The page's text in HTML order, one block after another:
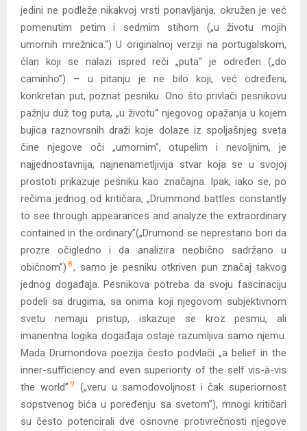
jedini ne podleže nikakvoj vrsti ponavljanja, okružen je već
pomenutim petim i sedmim stihom („u životu mojih
umornih mrežnica.“) U originalnoj verziji na portugalskom,
član koji se nalazi ispred reči „puta“ je određen („do
caminho”) – u pitanju je ne bilo koji, već određeni,
konkretan put, poznat pesniku. Ono što privlači pesnikovu
pažnju duž tog puta, „u životu“ njegovog opažanja u kojem
bujica raznovrsnih draži koje dolaze iz spoljašnjeg sveta
čine njegove oči „umornim”, otupelim i nevoljnim, je
najjednostavnija, najnenametljivija stvar koja se u svojoj
prostoti prikazuje pesniku kao značajna. Ipak, iako se, po
rečima jednog od kritičara, „Drummond battles constantly
to see through appearances and analyze the extraordinary
contained in the ordinary”(„Drumond se neprestano bori da
prozre očigledno i da analizira neobično sadržano u
običnom”) 8, samo je pesniku otkriven pun značaj takvog
jednog događaja. Pesnikova potreba da svoju fascinaciju
podeli sa drugima, sa onima koji njegovom subjektivnom
svetu nemaju pristup, iskazuje se kroz pesmu, ali
imanentna logika događaja ostaje razumljiva samo njemu.
Mada Drumondova poezija često podvlači „a belief in the
inner-sufficiency and even superiority of the self vis-à-vis
the world” 9
(„veru u samodovoljnost i čak superiornost
sopstvenog bića u poređenju sa svetom”), mnogi kritičari
su često potencirali dve osnovne protivrečnosti njegove